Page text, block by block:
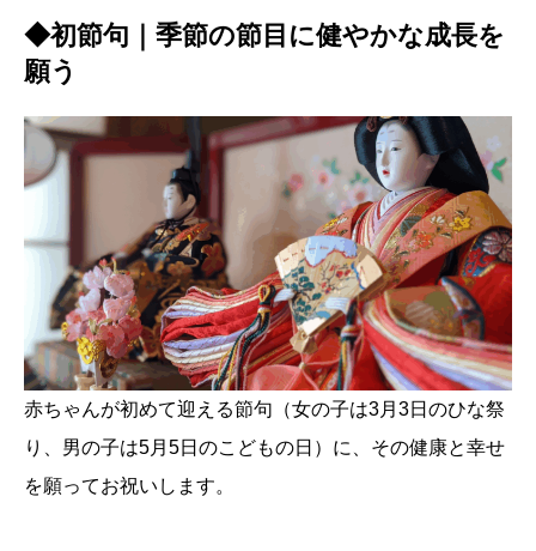
◆初節句｜季節の節目に健やかな成長を
願う
赤ちゃんが初めて迎える節句（女の子は3月3日のひな祭
り、男の子は5月5日のこどもの日）に、その健康と幸せ
を願ってお祝いします。